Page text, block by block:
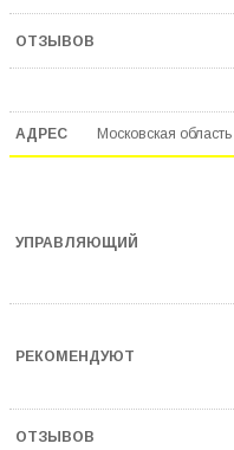
Московская